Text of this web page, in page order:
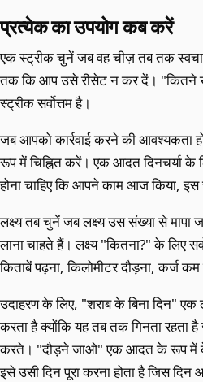
प्रत्येक का उपयोग कब करें
एक स्ट्रीक चुनें जब वह चीज़ तब तक
तक कि आप उसे रीसेट न कर दें। "कितने
स्ट्रीक सर्वोत्तम है।
जब आपको कार्रवाई करने की आवश्यकता
रूप में चिह्नित करें। एक आदत दिनचर्या के
होना चाहिए कि आपने काम आज किया, इस
लक्ष्य तब चुनें जब लक्ष्य उस संख्या से मापा
लाना चाहते हैं। लक्ष्य "कितना?" के लिए
किताबें पढ़ना, किलोमीटर दौड़ना, कर्ज
उदाहरण के लिए, "शराब के बिना दिन"
करता है क्योंकि यह तब तक गिनता
करते। "दौड़ने जाओ" एक आदत के रूप में
इसे उसी दिन पूरा करना होता है जिस दिन